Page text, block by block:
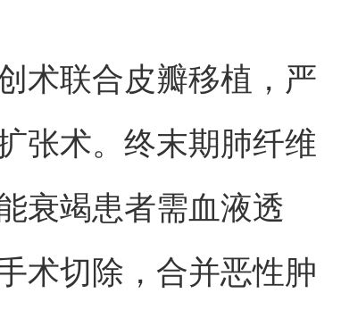
术联合皮瓣移植，严
张术。终末期肺纤维
衰竭患者需血液透
术切除，合并恶性肿